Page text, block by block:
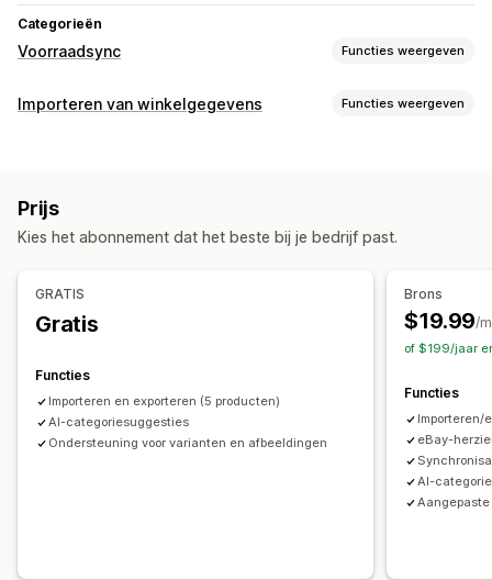
Categorieën
Voorraadsync Functies weergeven
Synchronisatietype
Meldingen en rapporten
Updates van bestellingen
Foutrapporten
Voorraadmeldingen
Gedetailleerde logboeken
Importeren van winkelgegevens Functies weergeven
Synchronisatie van bestellingen
Productsynchronisatie
Tweerichtingssynchronisatie
Geplande import
CSV
Bulkupdates Collecties Voorraad
Metavelden
Bestellingen Producten
Prijs
Kies het abonnement dat het beste bij je bedrijf past.
GRATIS
Gratis
Functies
Importeren en exporteren (5 producten)
AI-categoriesuggesties
Ondersteuning voor varianten en afbeeldingen
Brons
$19.99/
of $199/jaar
Functies
Importeren/
eBay-
AI-